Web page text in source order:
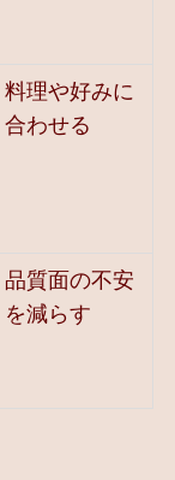
料理や好みに
合わせる
品質面の不安
を減らす